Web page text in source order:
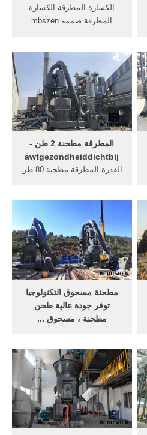
الكسارة المطرقة الكسارة
المطرقة صممه mbszen
[الدردشة على الانترنت]
المطرقة مطحنة 2 طن -
awtgezondheiddichtbij
القدرة المطرقة مطحنة 80 طن
المطرقة. المطرقة مطحنة
محطم حساب - passm إدخال
نوع عمودي الفحم المطرقة
مطحنة محطم مع الغبار تنظيف
الجهاز ...
مطحنة مسحوق التكنولوجيا
توفر جودة عالية طحن
مطحنة ، مسحوق ...
مع أكثر من 70 عاما من الخبرة
مطحنة طحن وخلاط مسحوق
لطاحونة مطحنة ، مطحنة
الطاحن ، مطحنة المطرقة ،
مطحنة السكر ، خلاط الشريط
ومسحوق خلاط في تايوان.